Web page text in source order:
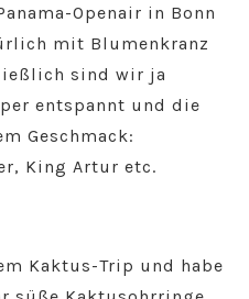
Openair in Bonn
mit Blumenkranz
sind wir ja
entspannt und die
Geschmack:
King Artur etc.
Kaktus-Trip und habe